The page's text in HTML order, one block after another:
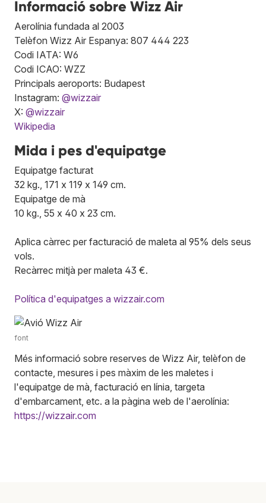
Informació sobre Wizz Air
Aerolínia fundada al 2003
Telèfon Wizz Air Espanya: 807 444 223
Codi IATA: W6
Codi ICAO: WZZ
Principals aeroports: Budapest
Instagram: @wizzair
X: @wizzair
Wikipedia
Mida i pes d'equipatge
Equipatge facturat
32 kg., 171 x 119 x 149 cm.
Equipatge de mà
10 kg., 55 x 40 x 23 cm.
Aplica càrrec per facturació de maleta al 95% dels seus
vols.
Recàrrec mitjà per maleta 43 €.
Política d'equipatges a wizzair.com
font
Més informació sobre reserves de Wizz Air, telèfon de
contacte, mesures i pes màxim de les maletes i
l'equipatge de mà, facturació en línia, targeta
d'embarcament, etc. a la pàgina web de l'aerolínia:
https://wizzair.com